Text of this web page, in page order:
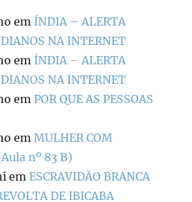
em ÍNDIA – ALERTA
NA INTERNET
em ÍNDIA – ALERTA
NA INTERNET
em POR QUE AS PESSOAS
em MULHER COM
nº 83 B)
emESCRAVIDÃO BRANCA
DE IBICABA